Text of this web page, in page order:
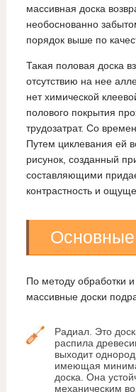
массивная доска
необоснованно
порядок выше по
Такая половая доска
отсутствию на нее
нет химической
полового покрытия
трудозатрат. Со
Путем циклевания ей
рисунок, созданный
составляющими
контрастность и
По методу обработки
массивные доски
Радиал. Это
распила
выходит
имеющая
доска. Она
механическим